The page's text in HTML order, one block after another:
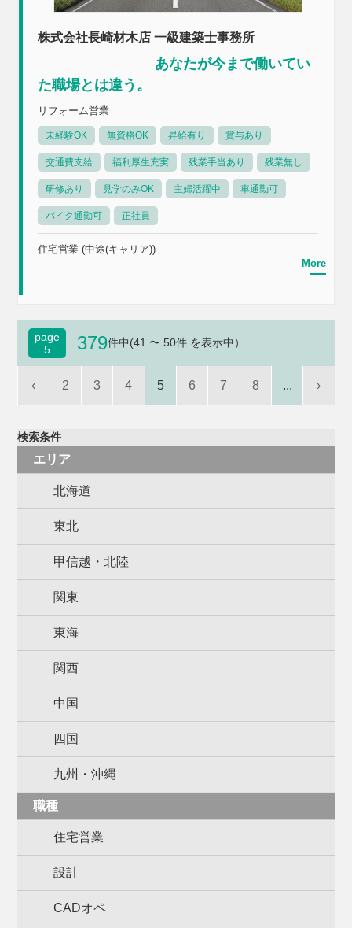
株式会社長崎材木店 一級建築士事務所
あなたが今まで働いてい
た職場とは違う。
リフォーム営業
未経験OK 無資格OK 昇給有り 賞与あり
交通費支給 福利厚生充実 残業手当あり 残業無し
研修あり 見学のみOK 主婦活躍中 車通勤可
バイク通勤可 正社員
住宅営業 (中途(キャリア))
More
page
5
379件中(41 〜 50件 を表示中）
‹ 2 3 4 5 6 7 8 ... ›
検索条件
エリア
北海道
東北
甲信越・北陸
関東
東海
関西
中国
四国
九州・沖縄
職種
住宅営業
設計
CADオペ